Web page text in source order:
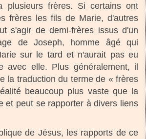
plusieurs frères. Si certains ont
frères les fils de Marie, d'autres
s'agir de demi-frères issus d'un
de Joseph, homme âgé qui
sur le tard et n'aurait pas eu
avec elle. Plus généralement, il
la traduction du terme de « frères
beaucoup plus vaste que la
et peut se rapporter à divers liens
de Jésus, les rapports de ce